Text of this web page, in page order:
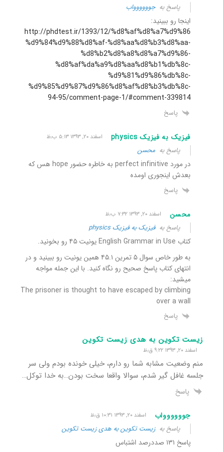
پاسخ بهجوووووواب
اینجا رو ببینید:
http://phdtest.ir/1393/12/%d8%af%d8%a7%d9%86
%d9%84%d9%88%d8%af-%d8%aa%d8%b3%d8%aa-
%d8%b2%d8%a8%d8%a7%d9%86-
%d8%af%da%a9%d8%aa%d8%b1%db%8c-
%d9%81%d9%86%db%8c-
%d9%85%d9%87%d9%86%d8%af%d8%b3%db%8c-
94-95/comment-page-1/#comment-339814
پاسخ
فیزیک به فیزیک physics اسفند ۲۰, ۱۳۹۳ ۵:۱۳ ب٫ظ
پاسخ به محسن
در مورد perfect infinitive به خاطره حضور hope هس که
بعدش اینجوری اومده
پاسخ
محسن اسفند ۲۰, ۱۳۹۳ ۷:۳۲ ب٫ظ
پاسخ بهفیزیک به فیزیک physics
کتاب English Grammar in Use یونیت ۴۵ رو بخونید.
به طور خاص سوال ۵ تمرین ۴۵.۱ همین یونیت رو ببینید و در
انتهای کتاب پاسخ صحیح رو نگاه کنید. با این جمله مواجه
میشید:
The prisoner is thought to have escaped by climbing
over a wall
پاسخ
زیست تکوین به هدی زیست تکوین
اسفند ۲۰, ۱۳۹۳ ۹:۲۲ ق٫ظ
منم وضعیت مشابه شما رو دارم، خیلی خونده بودم ولی سر
جلسه غافل گیر شدم، سوالا واقعا سخت بودن…به خدا توکل…
پاسخ
جوووووواب اسفند ۲۰, ۱۳۹۳ ۱۰:۳۱ ق٫ظ
پاسخ بهزیست تکوین به هدی زیست تکوین
پاسخ ۱۳۱ صددرصد اشتباس